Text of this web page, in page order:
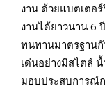
งาน ด้วยแบตเตอ
งานได้ยาวนาน 6
ทนทานมาตรฐาน
เด่นอย่างมีสไตล์
มอบประสบการณ์